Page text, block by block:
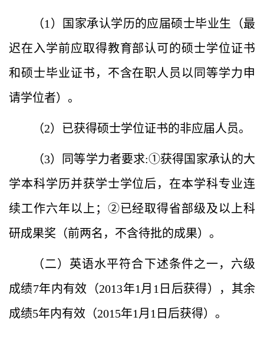
（1）国家承认学历的应届硕士毕业生（最
迟在入学前应取得教育部认可的硕士学位证书
和硕士毕业证书，不含在职人员以同等学力申
请学位者）。
（2）已获得硕士学位证书的非应届人员。
（3）同等学力者要求:①获得国家承认的大
学本科学历并获学士学位后，在本学科专业连
续工作六年以上；②已经取得省部级及以上科
研成果奖（前两名，不含待批的成果）。
（二）英语水平符合下述条件之一，六级
成绩7年内有效（2013年1月1日后获得），其余
成绩5年内有效（2015年1月1日后获得）。